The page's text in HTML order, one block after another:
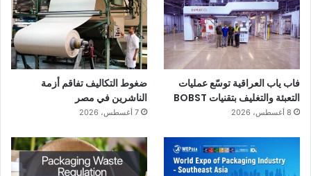
فاب ياب العراقية توسّع عمليات
التعبئة والتغليف بتقنيات BOBST
8 أغسطس، 2026
ضغوط التكاليف تفاقم أزمة
الناشرين في مصر
7 أغسطس، 2026